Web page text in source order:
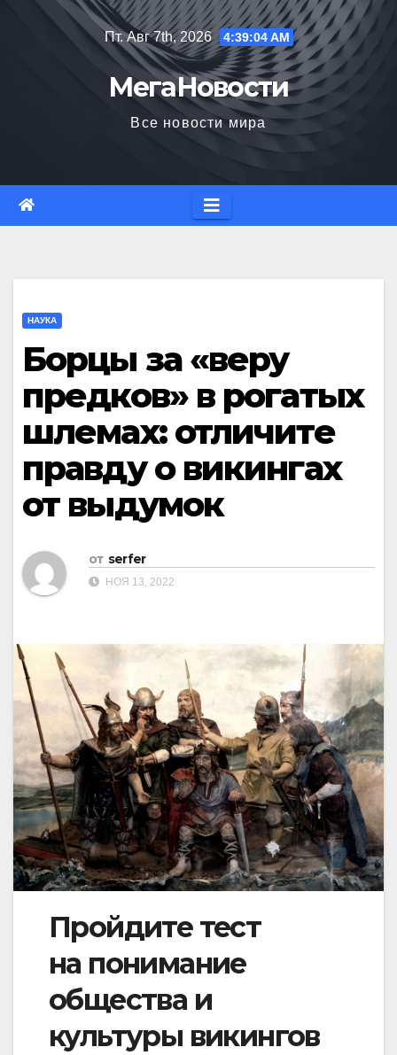
Пт. Авг 7th, 2026 4:39:05 AM
МегаНовости
Все новости мира
НАУКА
Борцы за «веру
предков» в рогатых
шлемах: отличите
правду о викингах
от выдумок
от serfer
НОЯ 13, 2022
Пройдите тест
на понимание
общества и
культуры викингов